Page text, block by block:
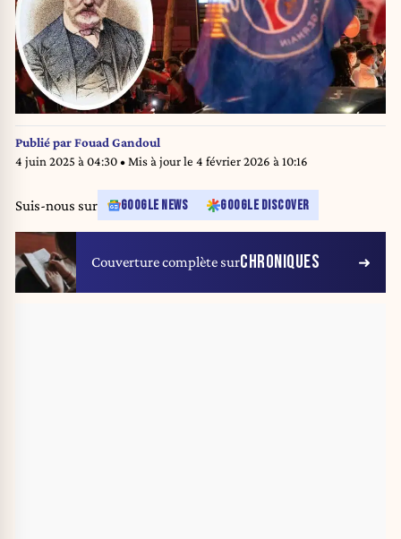
Publié parFouad Gandoul
4 juin 2025 à 04:30• Mis à jour le 4 février 2026 à 10:16
Suis-nous sur GOOGLE NEWS GOOGLE DISCOVER
Couverture complète surCHRONIQUES